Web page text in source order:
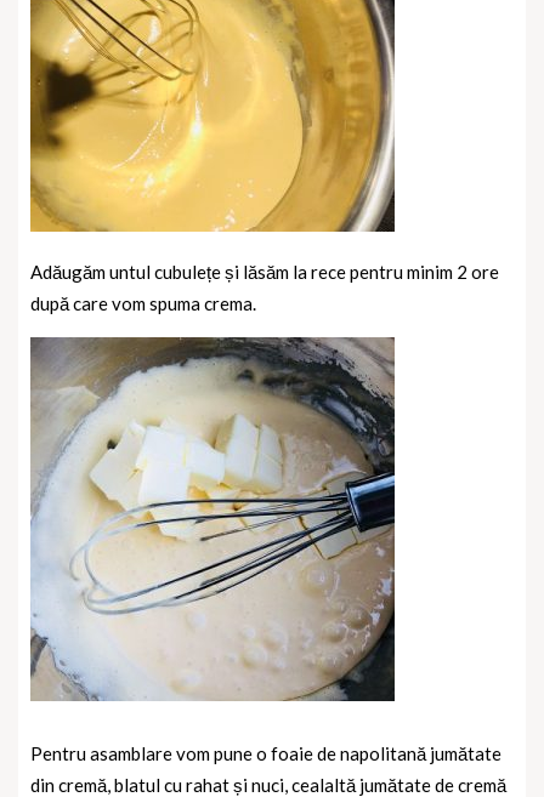
Adăugăm untul cubulețe și lăsăm la rece pentru minim 2 ore
după care vom spuma crema.
Pentru asamblare vom pune o foaie de napolitană jumătate
din cremă, blatul cu rahat și nuci, cealaltă jumătate de cremă